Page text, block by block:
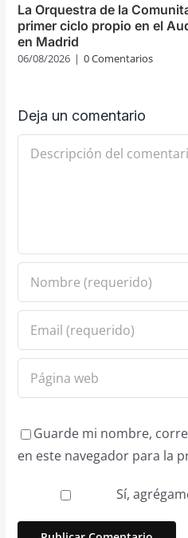
La Orquestra de la
primer ciclo propio en el
en Madrid
06/08/2026 | 0 Comentarios
Deja un comentario
Comentario
Guarde mi nombre,
en este navegador para la
Sí,